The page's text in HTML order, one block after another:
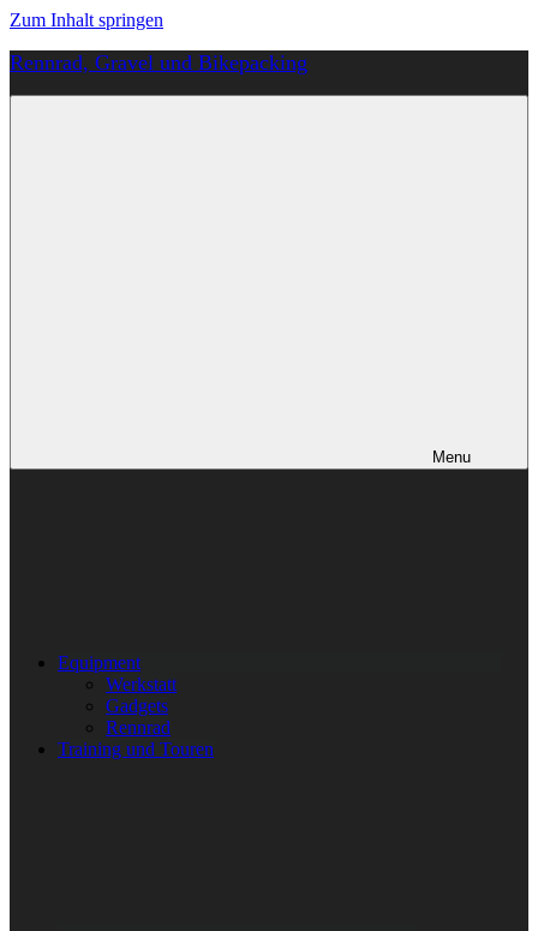
Zum Inhalt springen
Rennrad, Gravel und Bikepacking
Menu
Equipment
Werkstatt
Gadgets
Rennrad
Training und Touren